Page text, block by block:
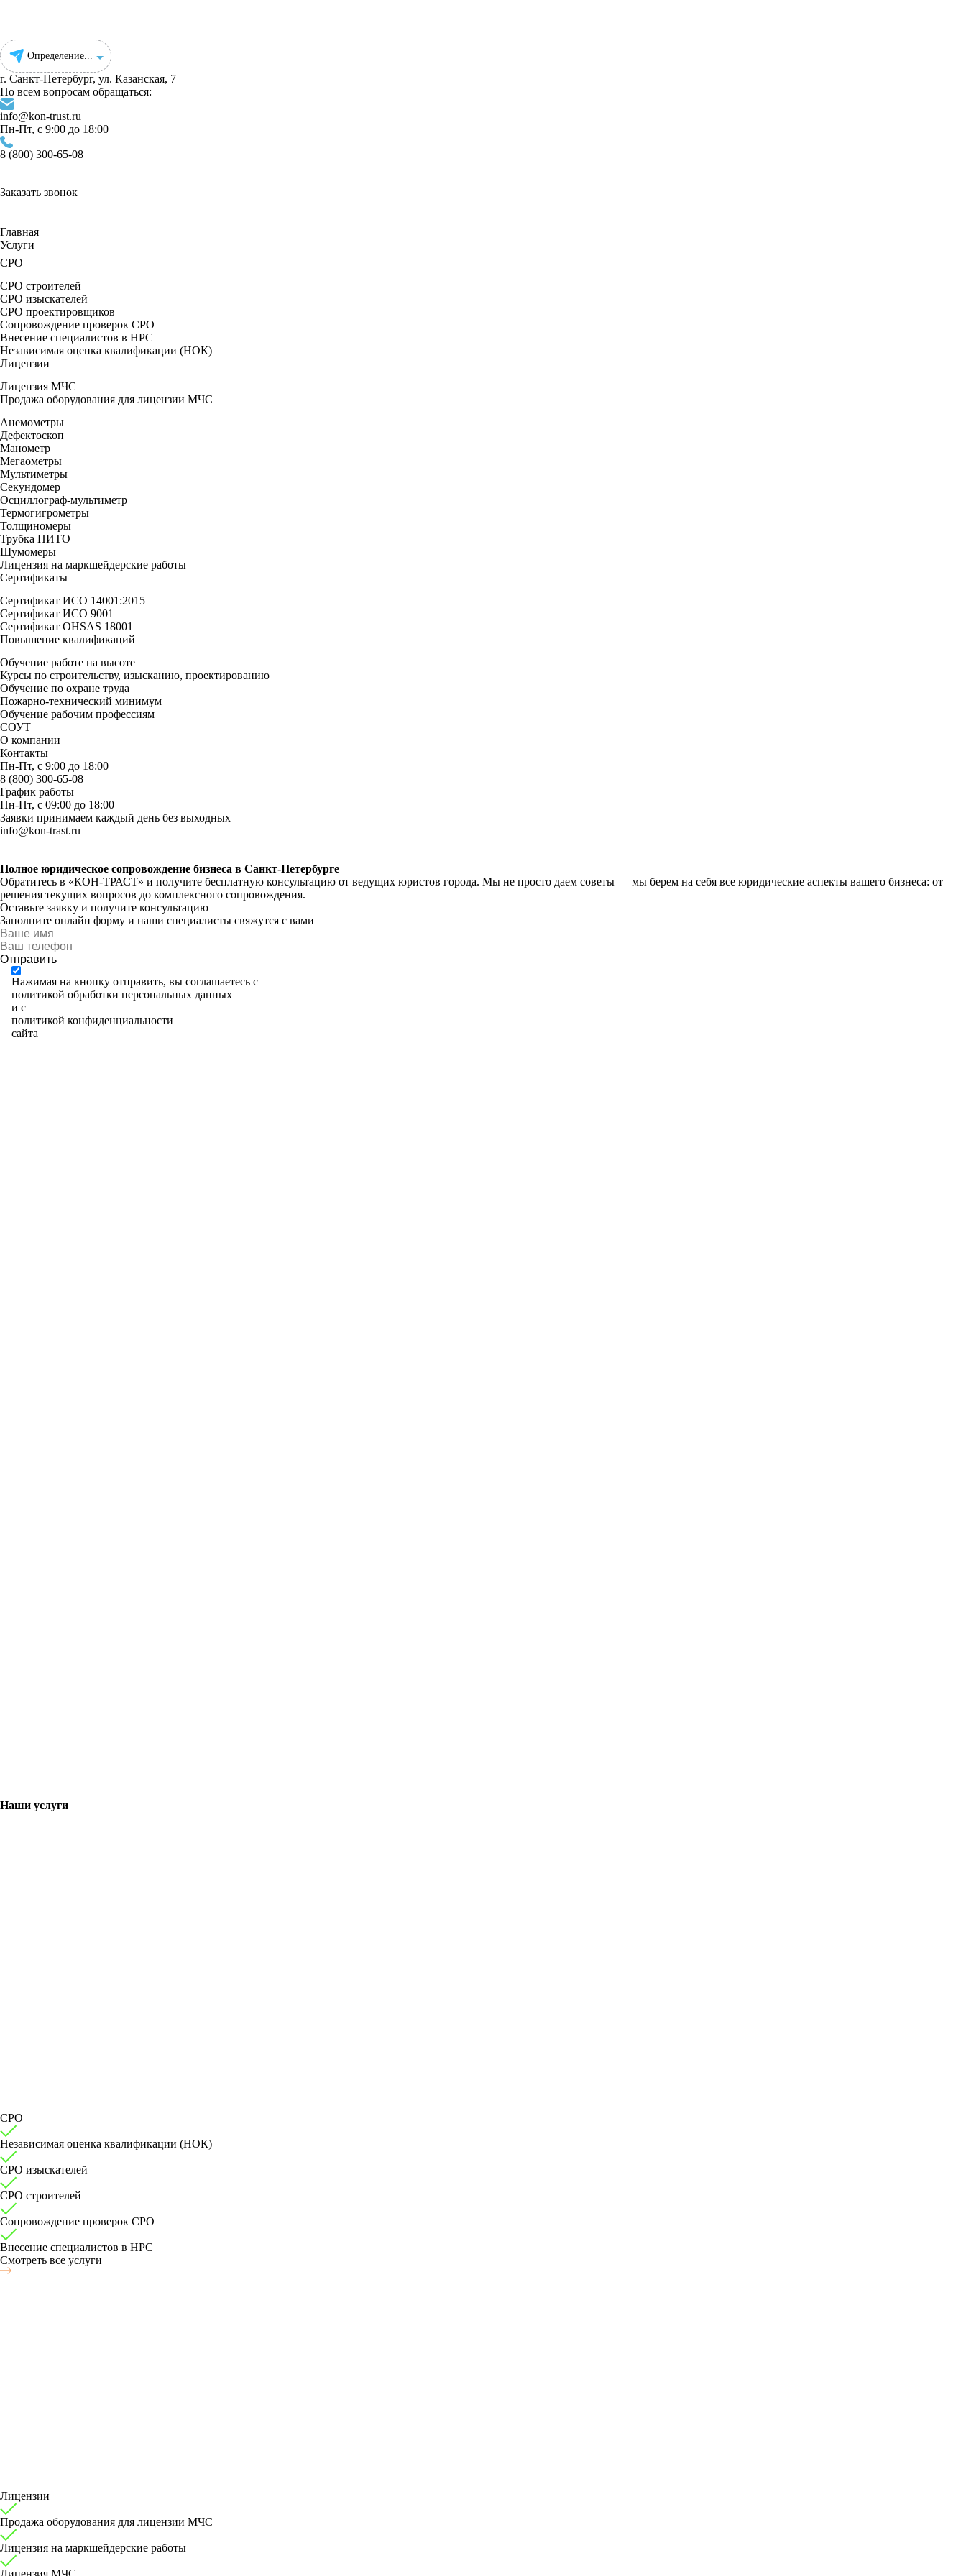
Определение...
г. Санкт-Петербург, ул. ​Казанская, 7
По всем вопросам обращаться:
info@kon-trust.ru
Пн-Пт, с 9:00 до 18:00
8 (800) 300-65-08
Заказать звонок
Главная
Услуги
СРО
СРО строителей
СРО изыскателей
СРО проектировщиков
Сопровождение проверок СРО
Внесение специалистов в НРС
Независимая оценка квалификации (НОК)
Лицензии
Лицензия МЧС
Продажа оборудования для лицензии МЧС
Анемометры
Дефектоскоп
Манометр
Мегаометры
Мультиметры
Секундомер
Осциллограф-мультиметр
Термогигрометры
Толщиномеры
Трубка ПИТО
Шумомеры
Лицензия на маркшейдерские работы
Сертификаты
Сертификат ИСО 14001:2015
Сертификат ИСО 9001
Сертификат OHSAS 18001
Повышение квалификаций
Обучение работе на высоте
Курсы по строительству, изысканию, проектированию
Обучение по охране труда
Пожарно-технический минимум
Обучение рабочим профессиям
СОУТ
О компании
Контакты
Пн-Пт, с 9:00 до 18:00
8 (800) 300-65-08
График работы
Пн-Пт, с 09:00 до 18:00
Заявки принимаем каждый день без выходных
info@kon-trast.ru
Полное юридическое сопровождение бизнеса в Санкт-Петербурге
Обратитесь в «КОН-ТРАСТ» и получите бесплатную консультацию от ведущих юристов города. Мы не просто даем советы — мы берем на себя все юридические аспекты вашего бизнеса: от
решения текущих вопросов до комплексного сопровождения.
Оставьте заявку и получите консультацию
Заполните онлайн форму и наши специалисты свяжутся с вами
Отправить
Нажимая на кнопку отправить, вы соглашаетесь с
политикой обработки персональных данных
и с
политикой конфиденциальности
сайта
Наши услуги
СРО
Независимая оценка квалификации (НОК)
СРО изыскателей
СРО строителей
Сопровождение проверок СРО
Внесение специалистов в НРС
Смотреть все услуги
Лицензии
Продажа оборудования для лицензии МЧС
Лицензия на маркшейдерские работы
Лицензия МЧС